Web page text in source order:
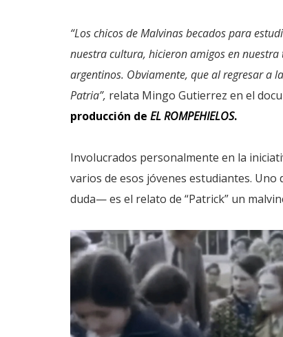
“Los chicos de Malvinas becados para
nuestra cultura, hicieron amigos en
argentinos. Obviamente, que al regresar a
Patria”, relata Mingo Gutierrez en el
producción de EL ROMPEHIELOS.
Involucrados personalmente en la
varios de esos jóvenes estudiantes.
duda— es el relato de “Patrick” un